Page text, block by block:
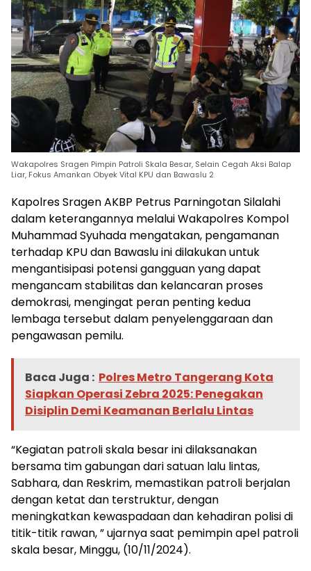
Wakapolres Sragen Pimpin Patroli Skala Besar, Selain Cegah Aksi Balap
Liar, Fokus Amankan Obyek Vital KPU dan Bawaslu 2
Kapolres Sragen AKBP Petrus Parningotan Silalahi
dalam keterangannya melalui Wakapolres Kompol
Muhammad Syuhada mengatakan, pengamanan
terhadap KPU dan Bawaslu ini dilakukan untuk
mengantisipasi potensi gangguan yang dapat
mengancam stabilitas dan kelancaran proses
demokrasi, mengingat peran penting kedua
lembaga tersebut dalam penyelenggaraan dan
pengawasan pemilu.
Baca Juga : Polres Metro Tangerang Kota
Siapkan Operasi Zebra 2025: Penegakan
Disiplin Demi Keamanan Berlalu Lintas
“Kegiatan patroli skala besar ini dilaksanakan
bersama tim gabungan dari satuan lalu lintas,
Sabhara, dan Reskrim, memastikan patroli berjalan
dengan ketat dan terstruktur, dengan
meningkatkan kewaspadaan dan kehadiran polisi di
titik-titik rawan, ” ujarnya saat pemimpin apel patroli
skala besar, Minggu, (10/11/2024).